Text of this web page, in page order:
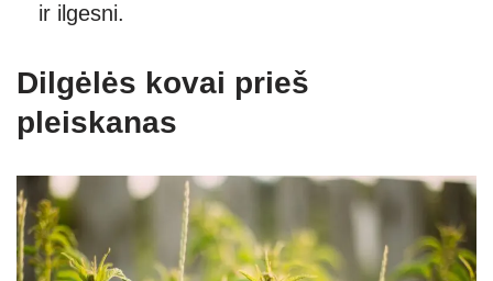
ir ilgesni.
Dilgėlės kovai prieš
pleiskanas